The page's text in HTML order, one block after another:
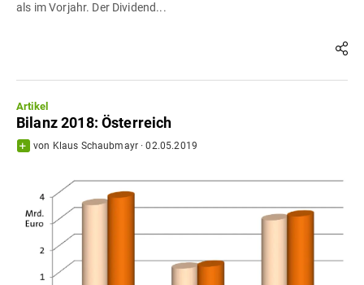
als im Vorjahr. Der Dividend...
Artikel
Bilanz 2018: Österreich
von Klaus Schaubmayr ·02.05.2019